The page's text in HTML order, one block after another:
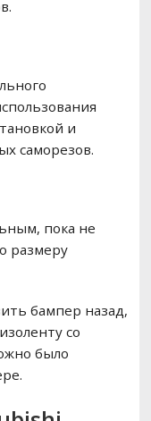
и
саморезов.
пока не
размеру
бампер назад,
со
было